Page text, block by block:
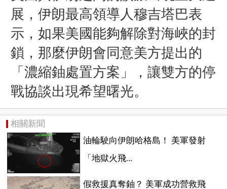
展，伊朗最高領導人穆吉塔巴表
示，如果美國能夠解除對海峽的封
鎖，那麼伊朗會同意美方提出的
「濃縮鈾處置方案」，讓雙方的停
戰協談出現希望曙光。
相關新聞
油輪駛向伊朗哈格島！ 美軍發射
「地獄火飛...
假救援真奪鈾？ 美軍成功營救飛